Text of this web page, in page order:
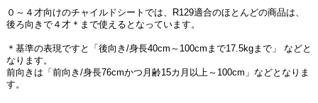
０～４才向けのチャイルドシートでは、R129適合のほとんどの商品は、
後ろ向きで４才＊まで使えるとなっています。
＊基準の表現ですと「後向き/身長40cm～100cmまで17.5kgまで」 などと
なります。
前向きは「前向き/身長76cmかつ月齢15カ月以上～100cm」などとなりま
す。